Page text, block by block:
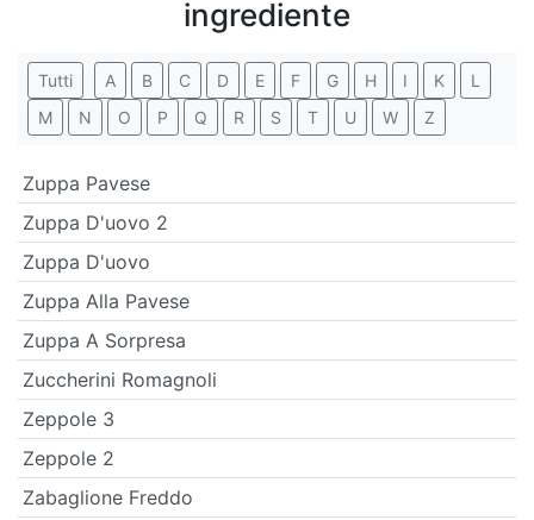
ingrediente
Tutti A B C D E F G H I K
L
M
N O P Q R S T U W Z
Zuppa Pavese
Zuppa D'uovo 2
Zuppa D'uovo
Zuppa Alla Pavese
Zuppa A Sorpresa
Zuccherini Romagnoli
Zeppole 3
Zeppole 2
Zabaglione Freddo